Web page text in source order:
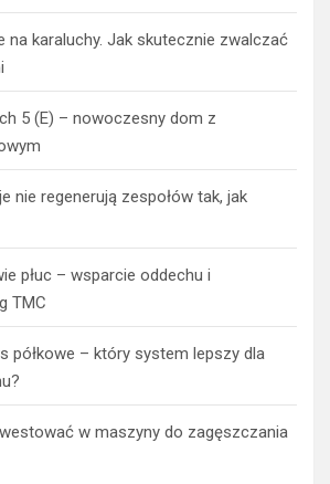
na karaluchy. Jak skutecznie zwalczać
5 (E) – nowoczesny dom z
nie regenerują zespołów tak, jak
płuc – wsparcie oddechu i
TMC
półkowe – który system lepszy dla
w maszyny do zagęszczania